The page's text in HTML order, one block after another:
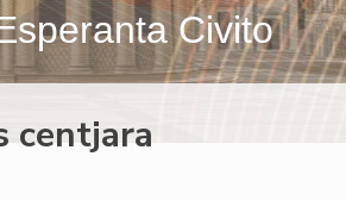
Civito
centjara